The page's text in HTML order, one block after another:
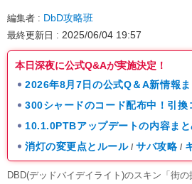
編集者 DbD攻略班
最終更新日 2025/06/04 19:57
本日深夜に公式Q&Aが実施決定！
2026年8月7日の公式Q＆A新情報
300シャードのコード配布中！引換
10.1.0PTBアップデートの内容まと
消灯の変更点とルール / サバ攻略 /
DBD(デッドバイデイライト)のスキン「街